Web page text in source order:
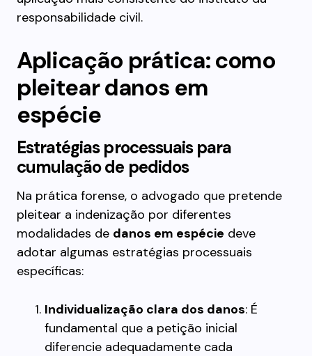
responsabilidade civil.
Aplicação prática: como
pleitear danos em
espécie
Estratégias processuais para
cumulação de pedidos
Na prática forense, o advogado que pretende
pleitear a indenização por diferentes
modalidades de danos em espécie deve
adotar algumas estratégias processuais
específicas:
Individualização clara dos danos: É
fundamental que a petição inicial
diferencie adequadamente cada